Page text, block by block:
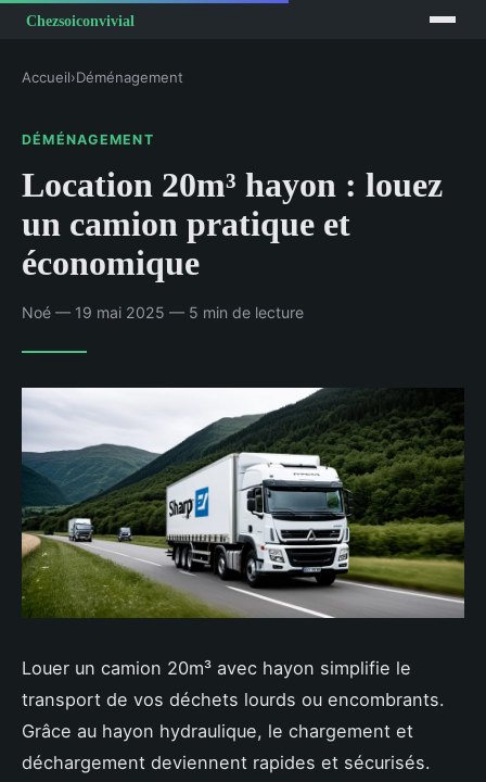
Accueil›Déménagement
DÉMÉNAGEMENT
Location 20m³ hayon : louez
un camion pratique et
économique
Noé — 19 mai 2025 — 5 min de lecture
Louer un camion 20m³ avec hayon simplifie le
transport de vos déchets lourds ou encombrants.
Grâce au hayon hydraulique, le chargement et
déchargement deviennent rapides et sécurisés.